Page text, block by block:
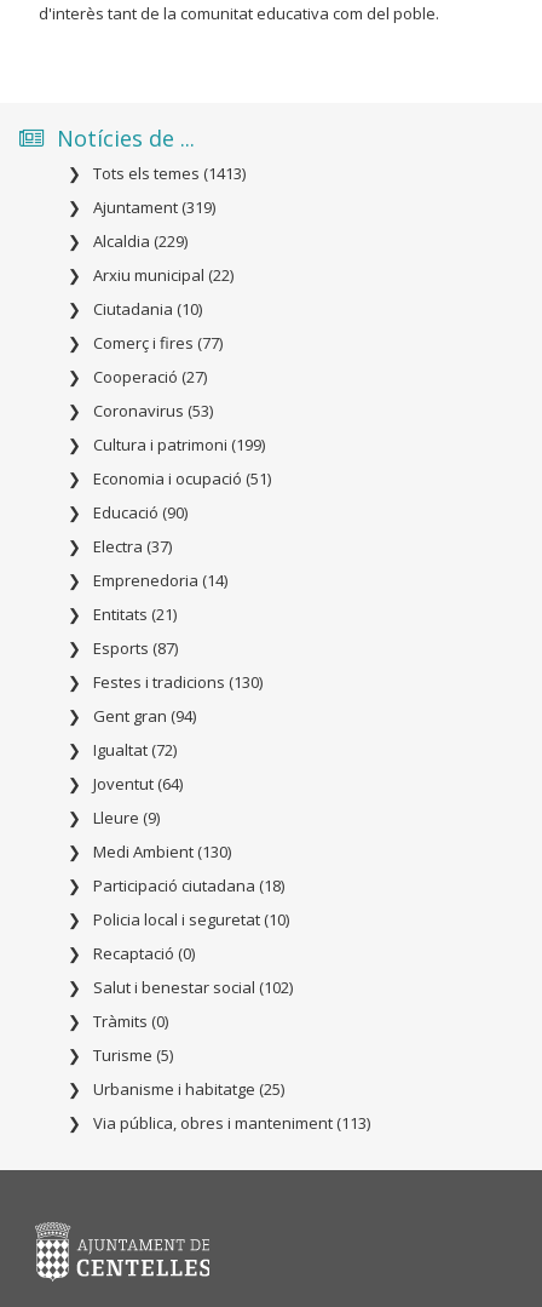
d'interès tant de la comunitat educativa com del poble.
Notícies de ...
Tots els temes (1413)
Ajuntament (319)
Alcaldia (229)
Arxiu municipal (22)
Ciutadania (10)
Comerç i fires (77)
Cooperació (27)
Coronavirus (53)
Cultura i patrimoni (199)
Economia i ocupació (51)
Educació (90)
Electra (37)
Emprenedoria (14)
Entitats (21)
Esports (87)
Festes i tradicions (130)
Gent gran (94)
Igualtat (72)
Joventut (64)
Lleure (9)
Medi Ambient (130)
Participació ciutadana (18)
Policia local i seguretat (10)
Recaptació (0)
Salut i benestar social (102)
Tràmits (0)
Turisme (5)
Urbanisme i habitatge (25)
Via pública, obres i manteniment (113)